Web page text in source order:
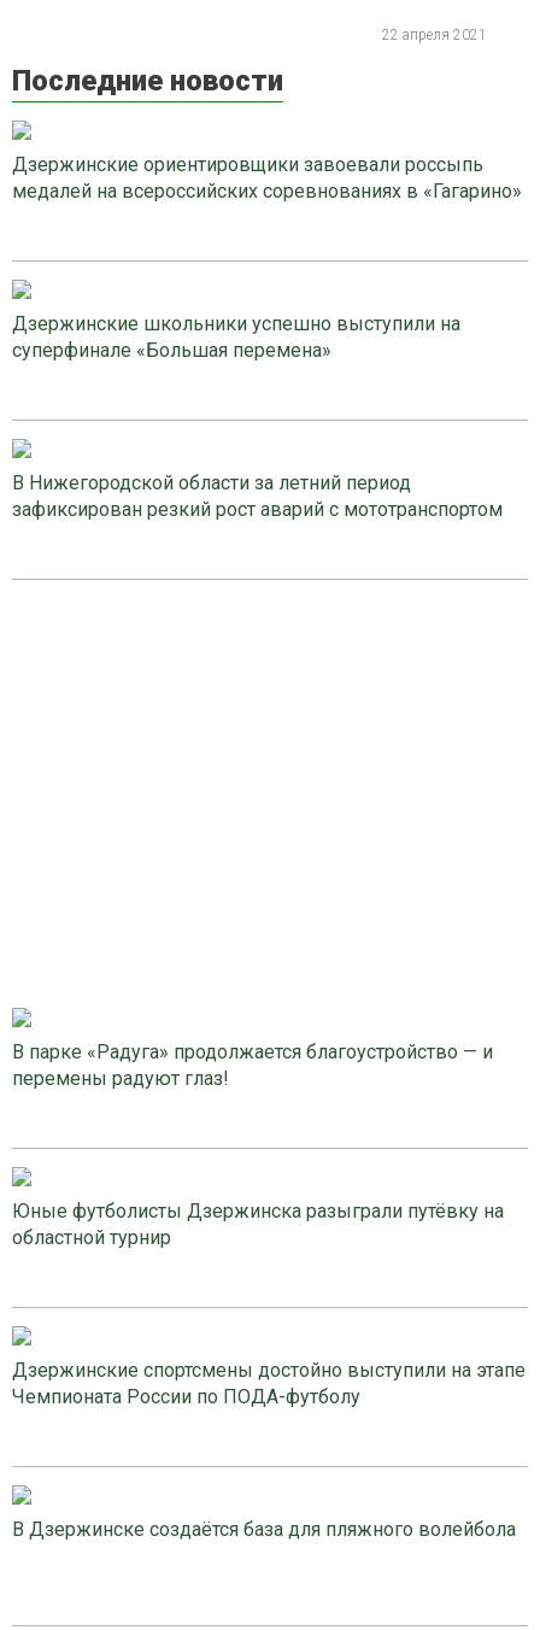
22 апреля 2021
Последние новости
Дзержинские ориентировщики завоевали россыпь
медалей на всероссийских соревнованиях в «Гагарино»
Дзержинские школьники успешно выступили на
суперфинале «Большая перемена»
В Нижегородской области за летний период
зафиксирован резкий рост аварий с мототранспортом
В парке «Радуга» продолжается благоустройство — и
перемены радуют глаз!
Юные футболисты Дзержинска разыграли путёвку на
областной турнир
Дзержинские спортсмены достойно выступили на этапе
Чемпионата России по ПОДА-футболу
В Дзержинске создаётся база для пляжного волейбола